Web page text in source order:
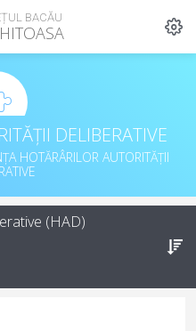
BACĂU
DELIBERATIVE
HOTĂRÂRILOR AUTORITĂȚII
(HAD)